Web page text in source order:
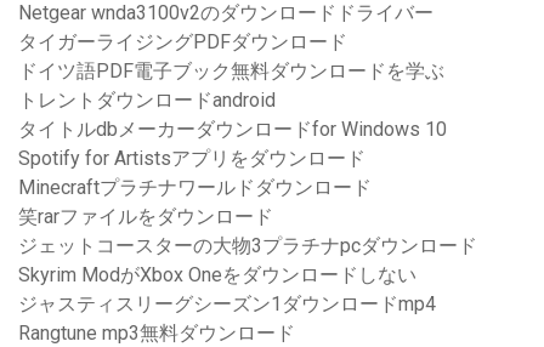
Netgear wnda3100v2のダウンロードドライバー
タイガーライジングPDFダウンロード
ドイツ語PDF電子ブック無料ダウンロードを学ぶ
トレントダウンロードandroid
タイトルdbメーカーダウンロードfor Windows 10
Spotify for Artistsアプリをダウンロード
Minecraftプラチナワールドダウンロード
笑rarファイルをダウンロード
ジェットコースターの大物3プラチナpcダウンロード
Skyrim ModがXbox Oneをダウンロードしない
ジャスティスリーグシーズン1ダウンロードmp4
Rangtune mp3無料ダウンロード